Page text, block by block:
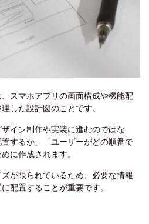
スマホアプリの画面構成や機能配
した設計図のことです。
イン制作や実装に進むのではな
するか」「ユーザーがどの順番で
に作成されます。
が限られているため、必要な情報
配置することが重要です。